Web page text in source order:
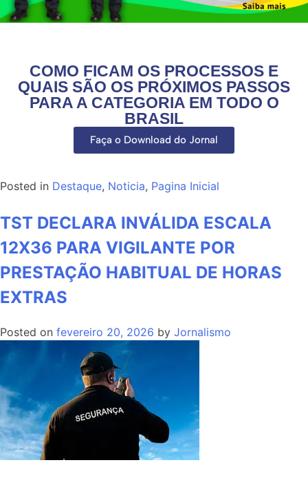
COMO FICAM OS PROCESSOS E
QUAIS SÃO OS PRÓXIMOS PASSOS
PARA A CATEGORIA EM TODO O
BRASIL
Faça o Download do Jornal
Posted in Destaque, Noticia, Pagina Inicial
TST DECLARA INVÁLIDA ESCALA
12X36 PARA VIGILANTE POR
PRESTAÇÃO HABITUAL DE HORAS
EXTRAS
Posted on fevereiro 20, 2026 by Jornalismo